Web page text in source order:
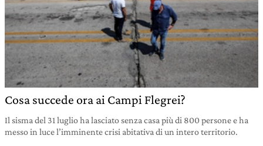
Cosa succede ora ai Campi Flegrei?
Il sisma del 31 luglio ha lasciato senza casa più di 800 persone e ha
messo in luce l’imminente crisi abitativa di un intero territorio.